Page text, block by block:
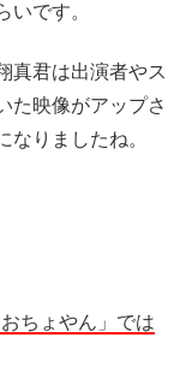
いです。
真君は出演者やス
た映像がアップさ
りましたね。
おちょやん」では